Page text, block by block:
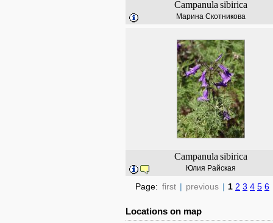
Campanula sibirica
Марина Скотникова
Campanula sibirica
Юлия Райская
Page: first | previous | 1 2 3 4 5 6
Locations on map